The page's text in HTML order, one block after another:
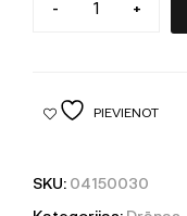
- +
PIEVIENOT
SKU: 04150030